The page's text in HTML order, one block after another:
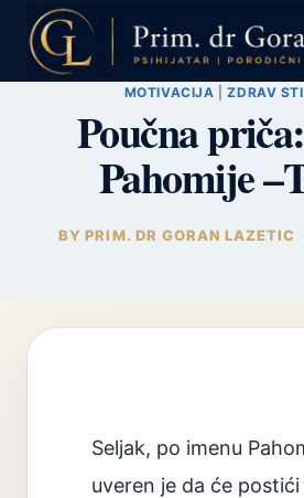
content
MOTIVACIJA |ZDRAV
Poučna
Pahomije
BY PRIM. DR GORAN LAZETIC
Seljak, po imenu
uveren je da će